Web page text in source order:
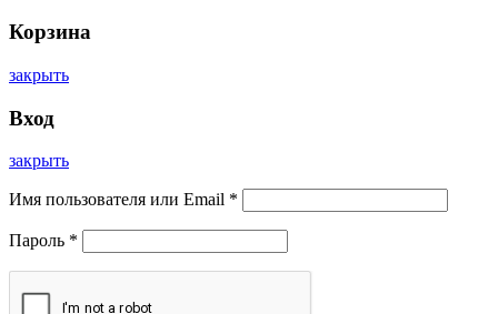
Корзина
закрыть
Вход
закрыть
Имя пользователя или Email *
Пароль *